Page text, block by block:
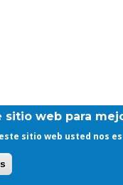
web para
sitio web usted nos